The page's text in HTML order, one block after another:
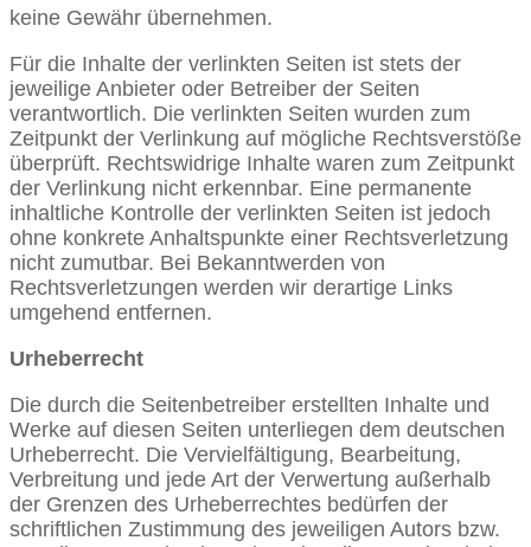
keine Gewähr übernehmen.
Für die Inhalte der verlinkten Seiten ist stets der
jeweilige Anbieter oder Betreiber der Seiten
verantwortlich. Die verlinkten Seiten wurden zum
Zeitpunkt der Verlinkung auf mögliche Rechtsverstöße
überprüft. Rechtswidrige Inhalte waren zum Zeitpunkt
der Verlinkung nicht erkennbar. Eine permanente
inhaltliche Kontrolle der verlinkten Seiten ist jedoch
ohne konkrete Anhaltspunkte einer Rechtsverletzung
nicht zumutbar. Bei Bekanntwerden von
Rechtsverletzungen werden wir derartige Links
umgehend entfernen.
Urheberrecht
Die durch die Seitenbetreiber erstellten Inhalte und
Werke auf diesen Seiten unterliegen dem deutschen
Urheberrecht. Die Vervielfältigung, Bearbeitung,
Verbreitung und jede Art der Verwertung außerhalb
der Grenzen des Urheberrechtes bedürfen der
schriftlichen Zustimmung des jeweiligen Autors bzw.